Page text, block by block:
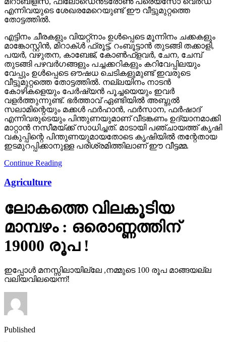
എന്നിവയുടെ ശേഖരമേറെയുണ്ട് ഈ വീട്ടുമുറ്റത്തെ
തോട്ടത്തില്‍.
എട്ടിനം ചീരകളും വിയറ്റ്‌നാം ഉള്‍പ്പെടെ മൂന്നിനം ചക്കകളും
മാങ്കോസ്റ്റിന്‍, മിറാക്ള്‍ ഫ്രൂട്ട്, റംബൂട്ടാന്‍ തുടങ്ങി തക്കാളി,
പയര്‍, വഴുതന, കാബേജ്, കോണ്‍ഫ്‌ളവര്‍, ചേന, ചേമ്പ്
തുടങ്ങി പഴവര്‍ഗങ്ങളും പച്ചക്കറികളും കറിവേപ്പിലയും
വേപ്പും ഉള്‍പ്പെടെ ഔഷധ ചെടികളുമുണ്ട് ഇവരുടെ
വീട്ടുമുറ്റത്തെ തോട്ടത്തില്‍. നല്ലയിനം നാടന്‍
കോഴികളെയും പേര്‍ഷ്യന്‍ പൂച്ചയെയും ഇവര്‍
വളര്‍ത്തുന്നുണ്ട്. ഭര്‍ത്താവ് ഏണ്ടിയില്‍ അബ്ദുല്‍
സലാമിന്റെയും മക്കള്‍ ഫര്‍ഹാന്‍, ഫര്‍സാന, ഫര്‍ഷാദ്
എന്നിവരുടെയും പിന്തുണയുമാണ് വീടങ്കണം ഉദ്യാനമാക്കി
മാറ്റാന്‍ നസീമയ്ക്ക് സാധിച്ചത്. മാടായി പഞ്ചായത്ത് കൃഷി
വകുപ്പിന്റെ പിന്തുണയുമായതോടെ കൃഷിയില്‍ തന്റേതായ
ഇടമുറപ്പിക്കാനുള്ള പരിശ്രമിത്തിലാണ് ഈ വീട്ടമ്മ.
Continue Reading
Agriculture
ലോകത്തെ വിലകൂടിയ
മാമ്പഴം : ഒരൊണ്ണത്തിന്
19000 രൂപ !
ഇപ്പോള്‍ മനസ്സിലായില്ലേ ,നമ്മുടെ 100 രൂപ മാങ്ങയല്ല
വലിയവിലയെന്ന്!
Published